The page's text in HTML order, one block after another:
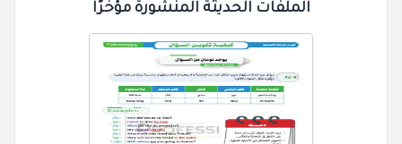
الملفات الحديثة المنشورة مؤخرًا